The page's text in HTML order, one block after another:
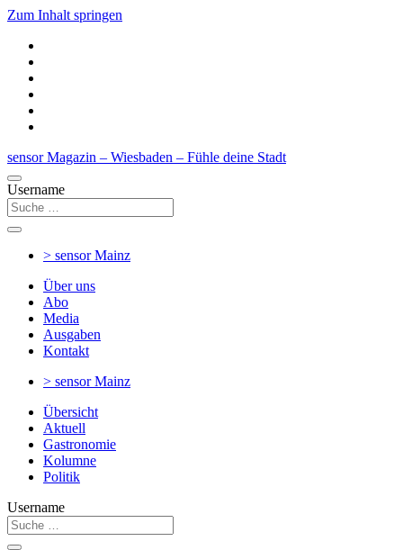
Zum Inhalt springen
sensor Magazin – Wiesbaden – Fühle deine Stadt
Username
> sensorMainz
Über uns
Abo
Media
Ausgaben
Kontakt
> sensorMainz
Übersicht
Aktuell
Gastronomie
Kolumne
Politik
Username